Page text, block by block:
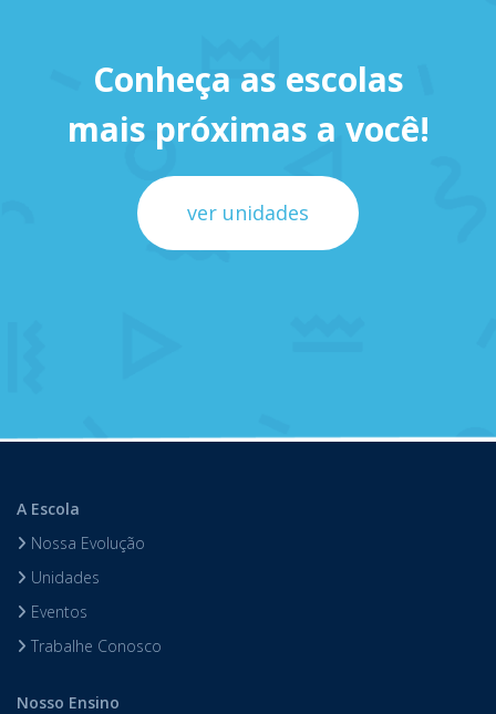
Conheça as escolas
mais próximas a você!
ver unidades
A Escola
Nossa Evolução
Unidades
Eventos
Trabalhe Conosco
Nosso Ensino